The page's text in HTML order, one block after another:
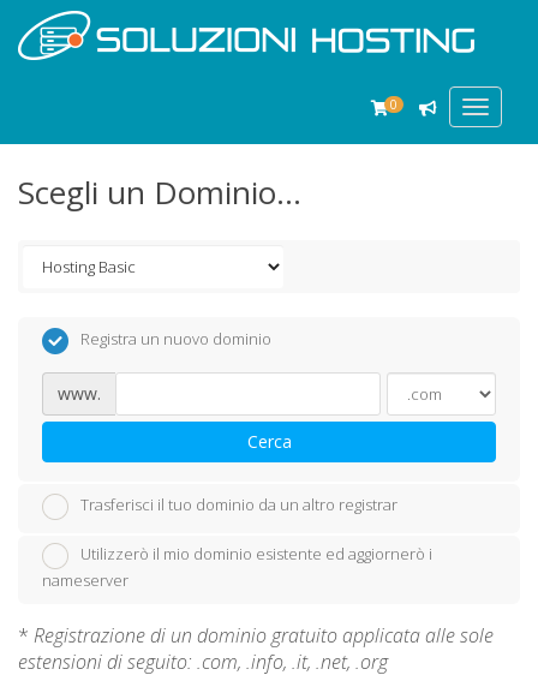
Toggle
0
Scegli un Dominio...
Registra un nuovo dominio
www.
Cerca
Trasferisci il tuo dominio da un altro registrar
Utilizzerò il mio dominio esistente ed aggiornerò i
nameserver
* Registrazione di un dominio gratuito applicata alle sole
estensioni di seguito: .com, .info, .it, .net, .org